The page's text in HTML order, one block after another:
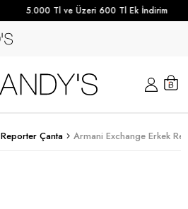
5.000 Tl ve Üzeri 600 Tl Ek İndirim
Reporter Çanta Armani Exchange Erkek